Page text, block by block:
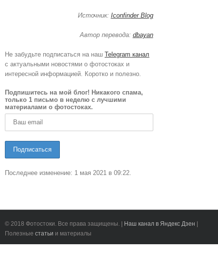
Источник: Iconfinder Blog
Автор перевода: dbayan
Не забудьте подписаться на наш Telegram канал
с актуальными новостями о фотостоках и
интересной информацией. Коротко и полезно.
Подпишитесь на мой блог! Никакого спама,
только 1 письмо в неделю с лучшими
материалами о фотостоках.
Последнее изменение: 1 мая 2021 в 09:22.
© 2018 Фотостоки. Все права защищены. | Наш канал в Яндекс Дзен |
Полезные статьи и материалы